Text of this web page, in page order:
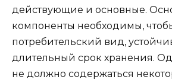
действующие и основные.
компоненты необходимы,
потребительский вид,
длительный срок хранения.
не должно содержаться